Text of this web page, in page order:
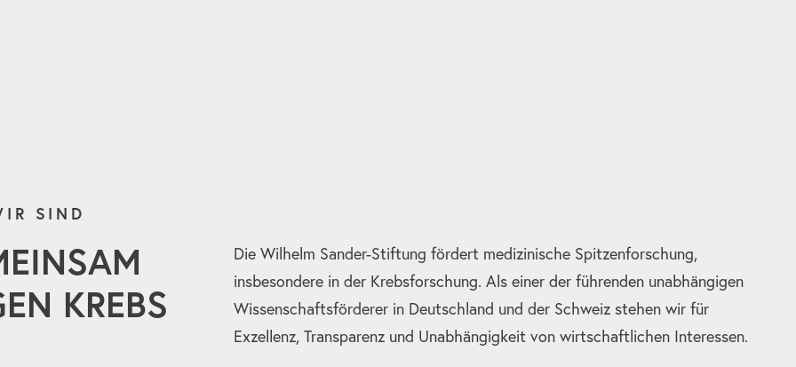
SIND
KREBS
Die Wilhelm Sander-Stiftung fördert medizinische Spitzenforschung,
insbesondere in der Krebsforschung. Als einer der führenden unabhängigen
Wissenschaftsförderer in Deutschland und der Schweiz stehen wir für
Exzellenz, Transparenz und Unabhängigkeit von wirtschaftlichen Interessen.